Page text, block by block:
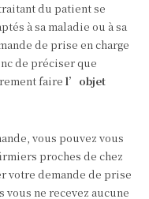
du patient se
à sa maladie ou à sa
de prise en charge
de préciser que
faire l’objet
vous pouvez vous
proches de chez
votre demande de prise
vous ne recevez aucune